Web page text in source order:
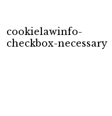
cookielawinfo-
checkbox-necessary